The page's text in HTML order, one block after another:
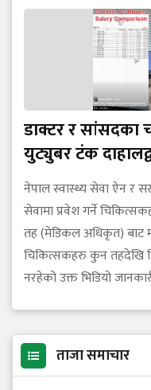
डाक्टर र
युट्युबर टंक
नेपाल स्वास्थ्य सेवा ऐन र
सेवामा प्रवेश गर्ने
तह (मेडिकल अधिकृत) बाट
चिकित्सकहरु कुन तहदेखि
नरहेको उक्त भिडियो
ताजा समाचार